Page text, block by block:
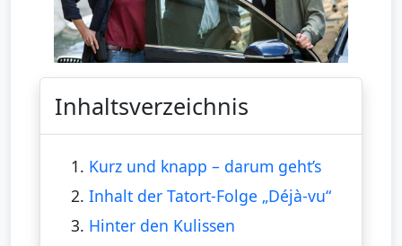
Inhaltsverzeichnis
1. Kurz und knapp – darum geht’s
2. Inhalt der Tatort-Folge „Déjà-vu“
3. Hinter den Kulissen